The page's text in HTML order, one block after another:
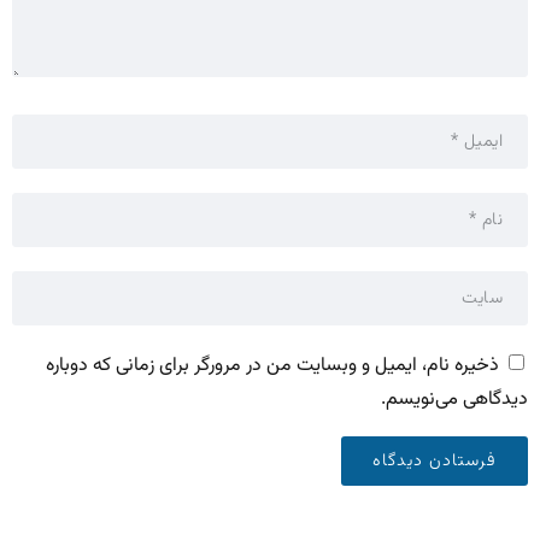
ذخیره نام، ایمیل و وبسایت من در مرورگر برای زمانی که دوباره
دیدگاهی می‌نویسم.